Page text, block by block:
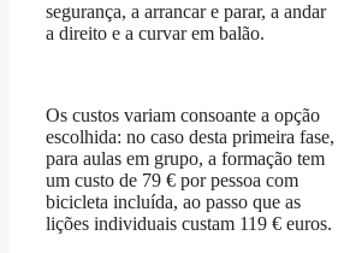
segurança, a arrancar e parar, a andar
a direito e a curvar em balão.
Os custos variam consoante a opção
escolhida: no caso desta primeira fase,
para aulas em grupo, a formação tem
um custo de 79 € por pessoa com
bicicleta incluída, ao passo que as
lições individuais custam 119 € euros.